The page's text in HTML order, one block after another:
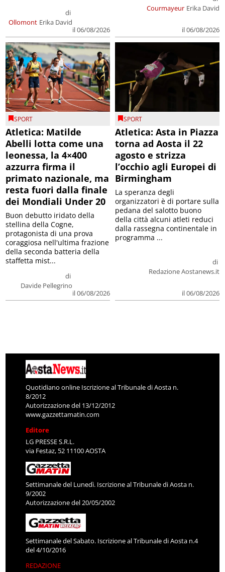
Ollomont
di
Erika David
il 06/08/2026
Courmayeur Erika David
il 06/08/2026
SPORT
Atletica: Matilde
Abelli lotta come una
leonessa, la 4×400
azzurra firma il
primato nazionale, ma
resta fuori dalla finale
dei Mondiali Under 20
di
Davide Pellegrino
il 06/08/2026
Buon debutto iridato della
stellina della Cogne,
protagonista di una prova
coraggiosa nell'ultima frazione
della seconda batteria della
staffetta mist...
SPORT
Atletica: Asta in Piazza
torna ad Aosta il 22
agosto e strizza
l’occhio agli Europei di
Birmingham
di
Redazione Aostanews.it
il 06/08/2026
La speranza degli
organizzatori è di portare sulla
pedana del salotto buono
della città alcuni atleti reduci
dalla rassegna continentale in
programma ...
Quotidiano online Iscrizione al Tribunale di Aosta n.
8/2012
Autorizzazione del 13/12/2012
www.gazzettamatin.com
Editore
LG PRESSE S.R.L.
via Festaz, 52 11100 AOSTA
Settimanale del Lunedì. Iscrizione al Tribunale di Aosta n.
9/2002
Autorizzazione del 20/05/2002
Settimanale del Sabato. Iscrizione al Tribunale di Aosta n.4
del 4/10/2016
REDAZIONE